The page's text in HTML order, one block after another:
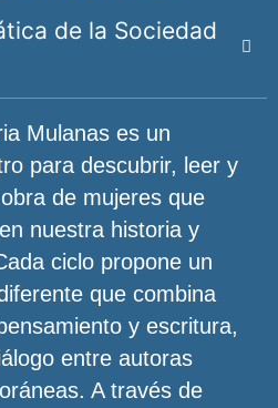
de la Sociedad
Mulanas es un
para descubrir, leer y
de mujeres que
nuestra historia y
ciclo propone un
que combina
y escritura,
entre autoras
A través de